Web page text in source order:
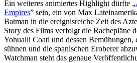
Ein weiteres animiertes Highlight dürfte „
Empires” sein, ein von Max
Batman in die ereignisreiche Zeit des
Story des Films verfolgt die Rachepläne
Yohualli Coatl und dessen Bemühungen,
sühnen und die spanischen Eroberer
Watchman steht das genaue